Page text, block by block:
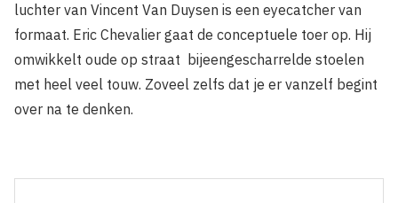
luchter van Vin­cent Van Duysen is een eyecatcher van
formaat. Eric Chevalier gaat de conceptuele toer op. Hij
omwikkelt oude op straat bijeenge­scharrelde stoelen
met heel veel touw. Zoveel zelfs dat je er vanzelf begint
over na te denken.